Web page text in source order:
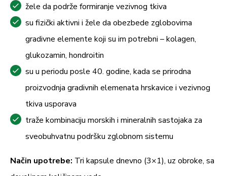
žele da podrže formiranje vezivnog tkiva
su fizički aktivni i žele da obezbede zglobovima
gradivne elemente koji su im potrebni – kolagen,
glukozamin, hondroitin
su u periodu posle 40. godine, kada se prirodna
proizvodnja gradivnih elemenata hrskavice i vezivnog
tkiva usporava
traže kombinaciju morskih i mineralnih sastojaka za
sveobuhvatnu podršku zglobnom sistemu
Način upotrebe: Tri kapsule dnevno (3×1), uz obroke, sa